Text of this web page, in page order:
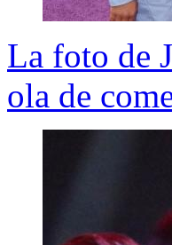
La foto de
ola de